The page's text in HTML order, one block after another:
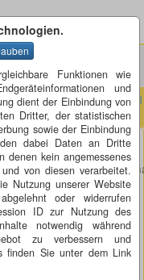
Funktionen wie
und
dient der Einbindung von
Dritter, der statistischen
sowie der Einbindung
dabei Daten an Dritte
denen kein angemessenes
von diesen verarbeitet.
Nutzung unserer Website
oder widerrufen
ID zur Nutzung des
notwendig während
zu verbessern und
finden Sie unter dem Link
200» Fotorätsel 101 bis
bin ich kurz vor dem
Heute verwendet